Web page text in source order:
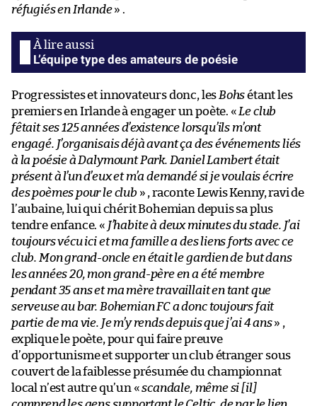
réfugiés en Irlande» .
L’équipe type des amateurs de poésie
Progressistes et innovateurs donc, les Bohsétant les
premiers en Irlande à engager un poète. « Le club
fêtait ses 125 années d’existence lorsqu’ils m’ont
engagé. J’organisais déjà avant ça des événements liés
à la poésie à Dalymount Park. Daniel Lambert était
présent à l’un d’eux et m’a demandé si je voulais écrire
des poèmes pour le club » , raconte Lewis Kenny, ravi de
l’aubaine, lui qui chérit Bohemian depuis sa plus
tendre enfance. « J’habite à deux minutes du stade. J’ai
toujours vécu ici et ma famille a des liens forts avec ce
club. Mon grand-oncle en était le gardien de but dans
les années 20, mon grand-père en a été membre
pendant 35 ans et ma mère travaillait en tant que
serveuse au bar. Bohemian FC a donc toujours fait
partie de ma vie. Je m’y rends depuis que j’ai 4 ans» ,
explique le poète, pour qui faire preuve
d’opportunisme et supporter un club étranger sous
couvert de la faiblesse présumée du championnat
local n’est autre qu’un «scandale, même si [il]